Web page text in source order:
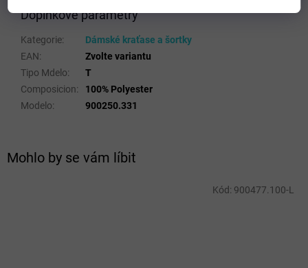
Mohlo by se vám líbit
Kód: 900477.100-L
Doplňkové parametry
Kategorie:
Dámské kraťase a šortky
EAN:
Zvolte variantu
Tipo Mdelo:
T
Composicion:
100% Polyester
Modelo: 900250.331